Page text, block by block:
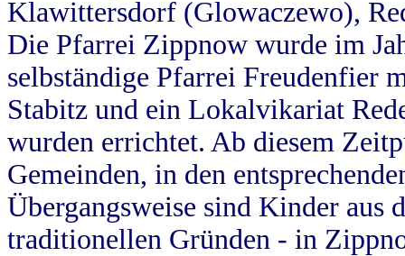
Klawittersdorf (Glowaczewo),
Die Pfarrei Zippnow wurde im
selbständige Pfarrei Freudenfier
Stabitz und ein Lokalvikariat
wurden errichtet. Ab diesem
Gemeinden, in den
Übergangsweise sind Kinder aus
traditionellen Gründen - in